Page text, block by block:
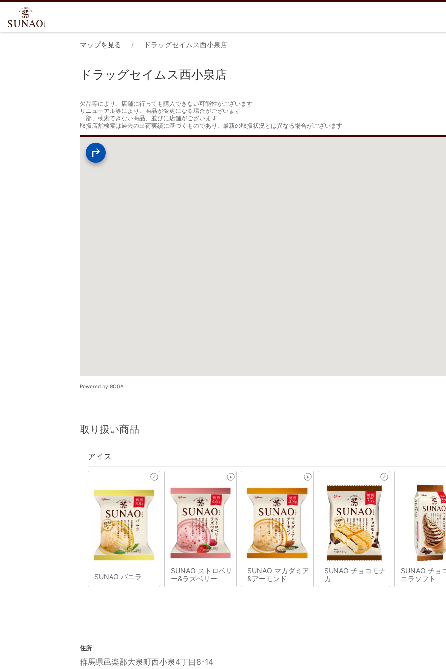
マップを見る ドラッグセイムス西小泉店
ドラッグセイムス西小泉店
欠品等により、店舗に行っても購入できない可能性がございます
リニューアル等により、商品が変更になる場合がございます
一部、検索できない商品、並びに店舗がございます
取扱店舗検索は過去の出荷実績に基づくものであり、最新の取扱状況とは異なる場合がございます
Powered by GOGA
取り扱い商品
アイス
SUNAO バニラ
SUNAO ストロベリ
ー&ラズベリー
SUNAO マカダミア
&アーモンド
SUNAO チョコモナ
カ
SUNAO チョ
ニラソフト
住所
群馬県邑楽郡大泉町西小泉4丁目8-14